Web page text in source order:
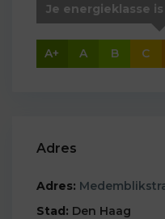
A+ A B
Je energieklasse is
C
Adres
Adres:
Stad: Den Haag